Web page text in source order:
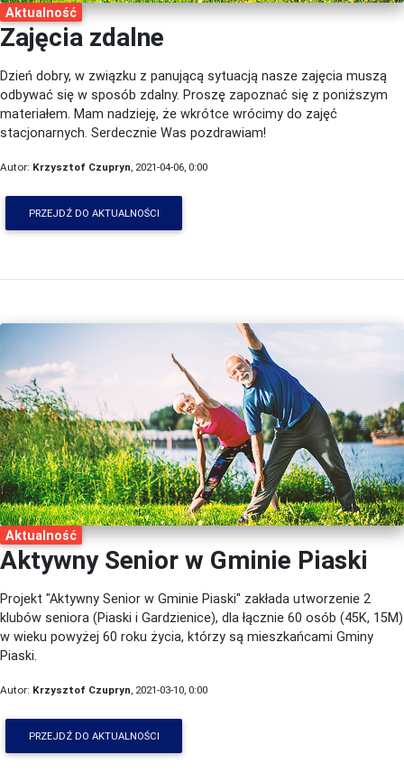
Aktualność
Zajęcia zdalne
Dzień dobry, w związku z panującą sytuacją nasze zajęcia muszą
odbywać się w sposób zdalny. Proszę zapoznać się z poniższym
materiałem. Mam nadzieję, że wkrótce wrócimy do zajęć
stacjonarnych. Serdecznie Was pozdrawiam!
Autor: Krzysztof Czupryn , 2021-04-06, 0:00
PRZEJDŹ DO AKTUALNOŚCI
Aktualność
Aktywny Senior w Gminie Piaski
Projekt "Aktywny Senior w Gminie Piaski" zakłada utworzenie 2
klubów seniora (Piaski i Gardzienice), dla łącznie 60 osób (45K, 15M)
w wieku powyżej 60 roku życia, którzy są mieszkańcami Gminy
Piaski.
Autor: Krzysztof Czupryn , 2021-03-10, 0:00
PRZEJDŹ DO AKTUALNOŚCI